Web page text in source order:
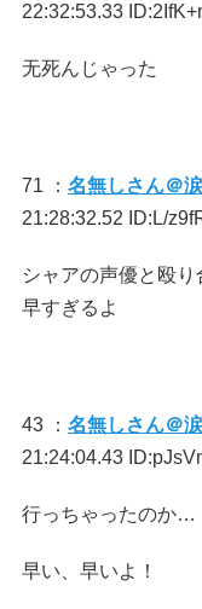
22:32:53.33
无死んじゃった
71 ： 名無しさん＠涙
21:28:32.52 ID:L/
シャアの声優と殴
早すぎるよ
43 ： 名無しさん＠涙
21:24:04.43
行っちゃったのか…
早い、早いよ！